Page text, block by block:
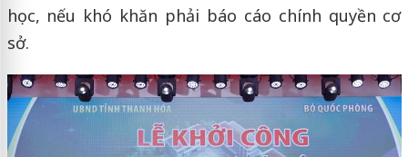
học, nếu khó khăn phải báo cáo chính quyền cơ
sở.